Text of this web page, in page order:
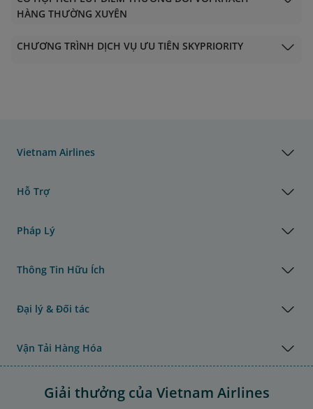
HÀNG THƯỜNG XUYÊN
CHƯƠNG TRÌNH DỊCH VỤ ƯU TIÊN SKYPRIORITY
Vietnam Airlines
Hỗ Trợ
Pháp Lý
Thông Tin Hữu Ích
Đại lý & Đối tác
Vận Tải Hàng Hóa
Giải thưởng của Vietnam Airlines